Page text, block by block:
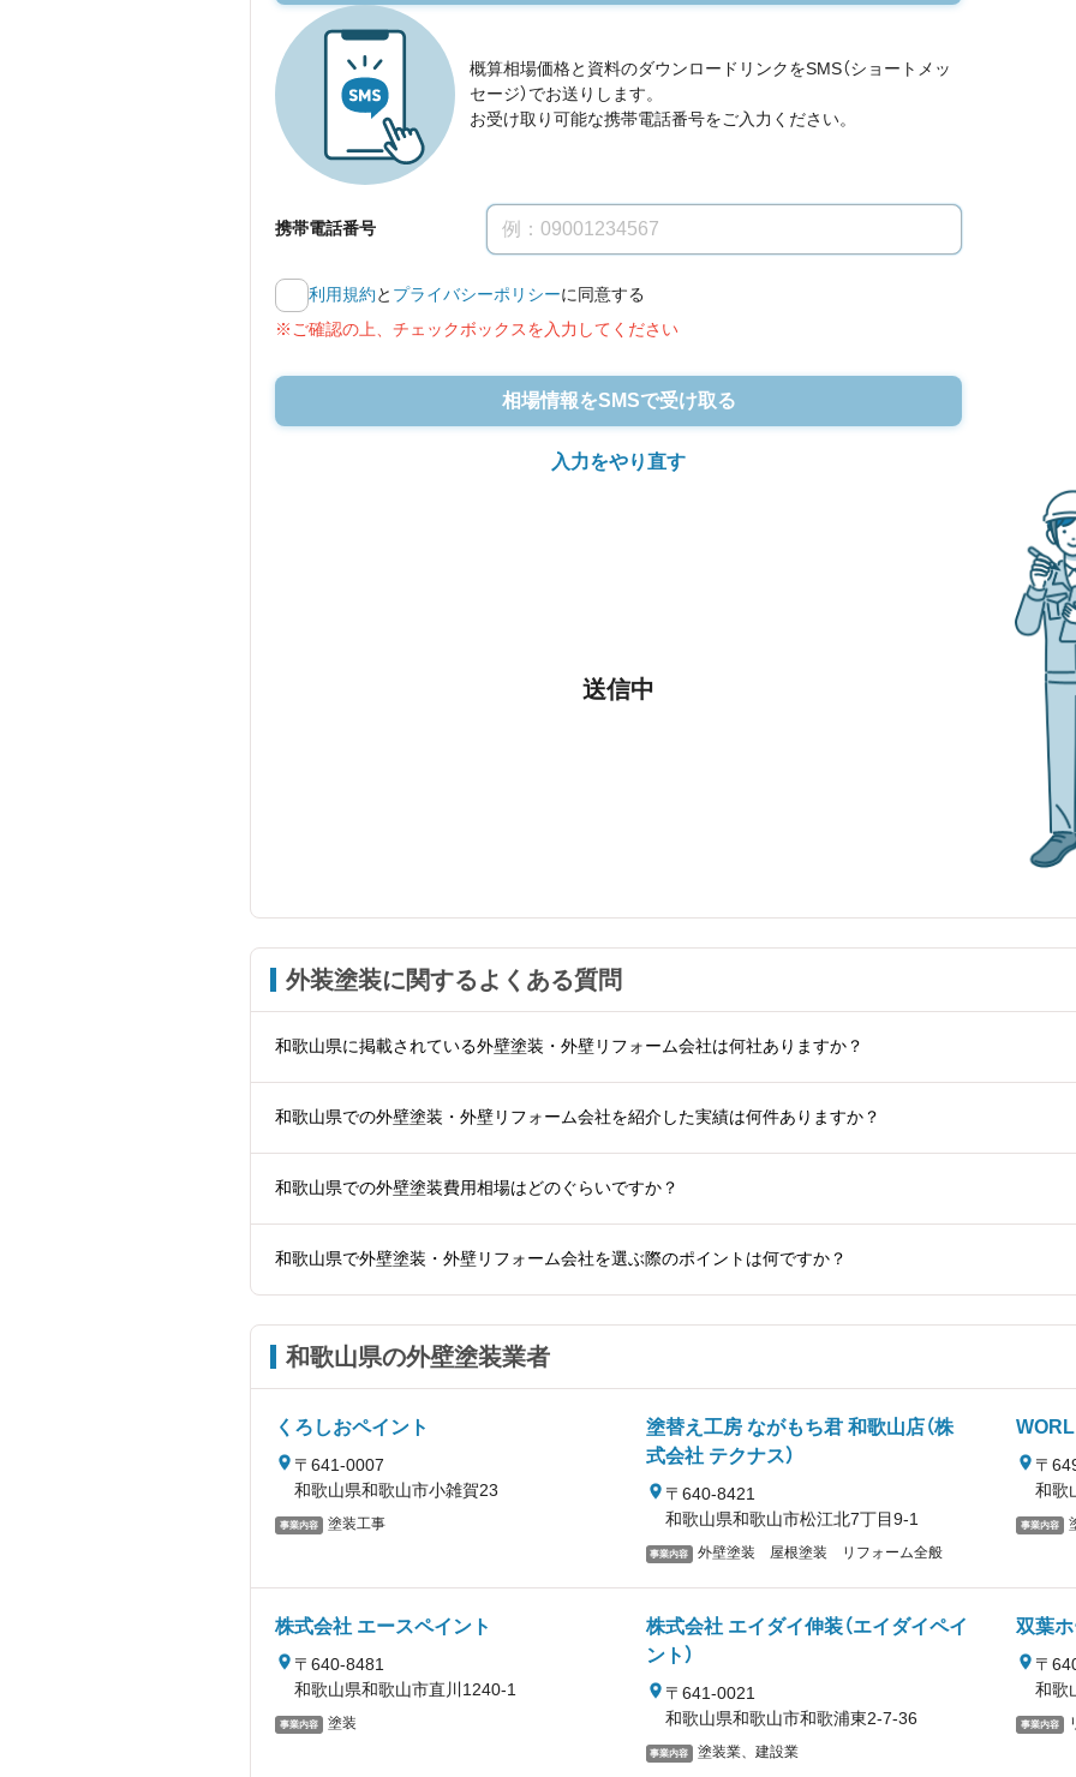
概算相場価格と資料のダウンロードリンクをSMS（ショートメッ
セージ）でお送りします。
お受け取り可能な携帯電話番号をご入力ください。
携帯電話番号
利用規約と プライバシーポリシーに同意する
※ご確認の上、チェックボックスを入力してください
相場情報をSMSで受け取る
入力をやり直す
送信中
外装塗装に関するよくある質問
和歌山県に掲載されている外壁塗装・外壁リフォーム会社は何社ありますか？
和歌山県での外壁塗装・外壁リフォーム会社を紹介した実績は何件ありますか？
和歌山県での外壁塗装費用相場はどのぐらいですか？
和歌山県で外壁塗装・外壁リフォーム会社を選ぶ際のポイントは何ですか？
和歌山県の外壁塗装業者
くろしおペイント
〒641-0007
和歌山県和歌山市小雑賀23
事業内容 塗装工事
塗替え工房 ながもち君 和歌山店（株
式会社 テクナス）
〒640-8421
和歌山県和歌山市松江北7丁目9-1
事業内容 外壁塗装 屋根塗装 リフォーム全般
〒
和歌
事業内容
株式会社 エースペイント
〒640-8481
和歌山県和歌山市直川1240-1
事業内容 塗装
株式会社 エイダイ伸装（エイダイペイ
ント）
〒641-0021
和歌山県和歌山市和歌浦東2-7-36
事業内容 塗装業、建設業
双葉
〒
和歌
事業内容